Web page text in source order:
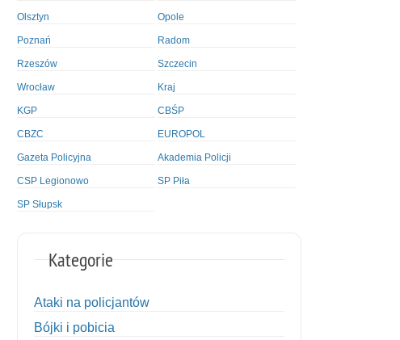
Olsztyn Opole
Poznań Radom
Rzeszów Szczecin
Wrocław Kraj
KGP CBŚP
CBZC EUROPOL
Gazeta Policyjna Akademia Policji
CSP Legionowo SP Piła
SP Słupsk
Kategorie
Ataki na policjantów
Bójki i pobicia